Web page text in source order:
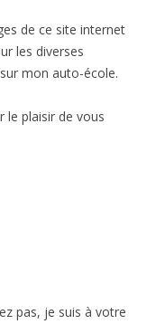
de ce site internet
les diverses
mon auto-école.
le plaisir de vous
pas, je suis à votre